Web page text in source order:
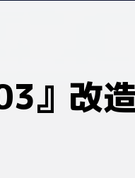
』